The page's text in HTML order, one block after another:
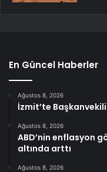
En Güncel Haberler
Ağustos 8, 2026
İzmit’te
Ağustos 8, 2026
ABD’nin enflasyon
altında arttı
Ağustos 8, 2026